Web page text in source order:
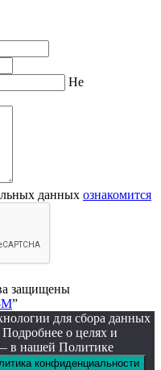
Не
данных ознакомится
защищены
М”
для сбора данных
о целях и
в нашей Политике
конфиденциальности